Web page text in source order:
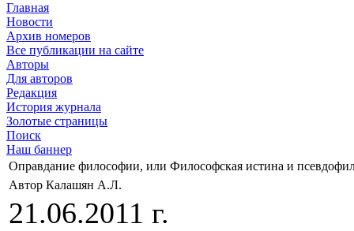
Главная
Новости
Архив номеров
Все публикации на сайте
Авторы
Для авторов
Редакция
История журнала
Золотые страницы
Поиск
Наш баннер
Оправдание философии, или Философская истина и
Автор Калашян А.Л.
21.06.2011 г.